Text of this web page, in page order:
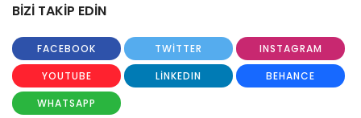
BİZİ TAKİP EDİN
FACEBOOK TWITTER
INSTAGRAM
YOUTUBE
LINKEDIN
BEHANCE
WHATSAPP